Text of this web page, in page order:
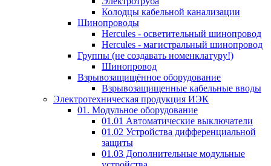
Колодцы кабельной канализации
Шинопроводы
Hercules - осветительный шинопровод
Hercules - магистральный шинопровод
Группы (не создавать номенклатуру!)
Шинопровод
Взрывозащищённое оборудование
Взрывозащищенные кабельные вводы
Электротехническая продукция ИЭК
01. Модульное оборудование
01.01 Автоматические выключатели
01.02 Устройства дифференциальной
защиты
01.03 Дополнительные модульные